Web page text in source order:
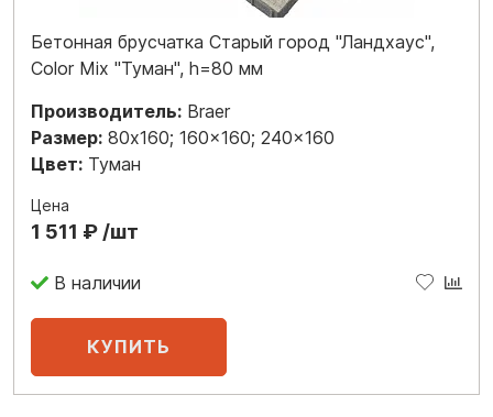
Бетонная брусчатка Старый город "Ландхаус",
Color Mix "Туман", h=80 мм
Производитель: Braer
Размер: 80x160; 160x160; 240x160
Цвет: Туман
Цена
1 511 ₽ /шт
В наличии